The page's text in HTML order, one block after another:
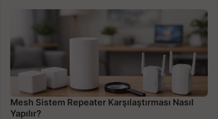
Mesh Sistem Repeater Karşılaştırması Nasıl
Yapılır?